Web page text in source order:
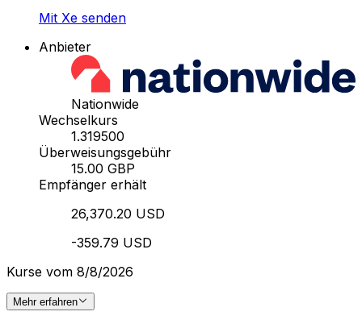
Mit Xe senden
Anbieter
Nationwide
Wechselkurs
1.319500
Überweisungsgebühr
15.00 GBP
Empfänger erhält
26,370.20 USD
-359.79 USD
Kurse vom 8/8/2026
Mehr erfahren